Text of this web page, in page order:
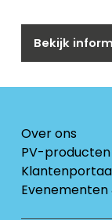
Bekijk
Over ons
PV-producten
Evenementen